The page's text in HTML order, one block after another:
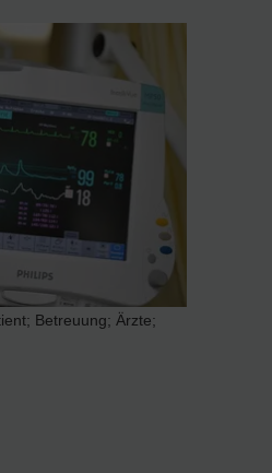
Betreuung; Ärzte;